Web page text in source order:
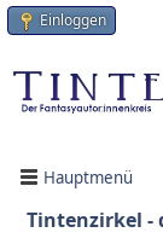
Einloggen
Hauptmenü
Tintenzirkel -